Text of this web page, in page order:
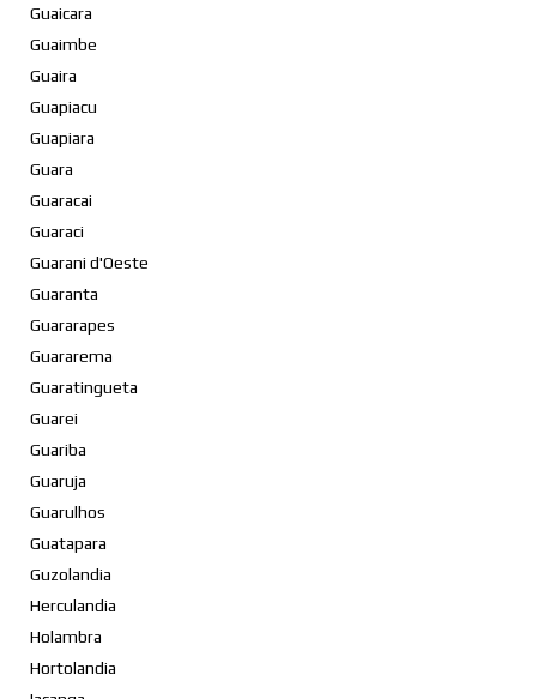
Guaicara
Guaimbe
Guaira
Guapiacu
Guapiara
Guara
Guaracai
Guaraci
Guarani d'Oeste
Guaranta
Guararapes
Guararema
Guaratingueta
Guarei
Guariba
Guaruja
Guarulhos
Guatapara
Guzolandia
Herculandia
Holambra
Hortolandia